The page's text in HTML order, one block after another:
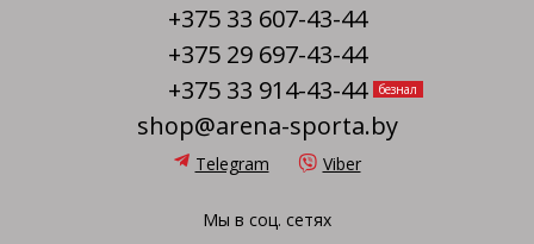
+375 33 607-43-44
+375 29 697-43-44
+375 33 914-43-44
безнал
shop@arena-sporta.by
Telegram Viber
Мы в соц. сетях